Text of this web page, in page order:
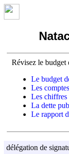
Révisez le budget
Le budget
Les
Les chiffres
La dette
Le rapport
délégation de